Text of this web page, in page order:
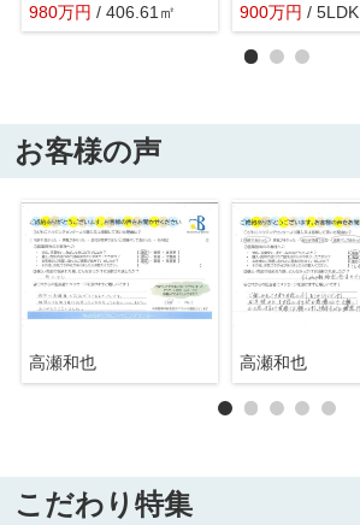
980万円 / 406.61㎡
900万円 / 5LDK
お客様の声
高瀬和也 高瀬和也
こだわり特集